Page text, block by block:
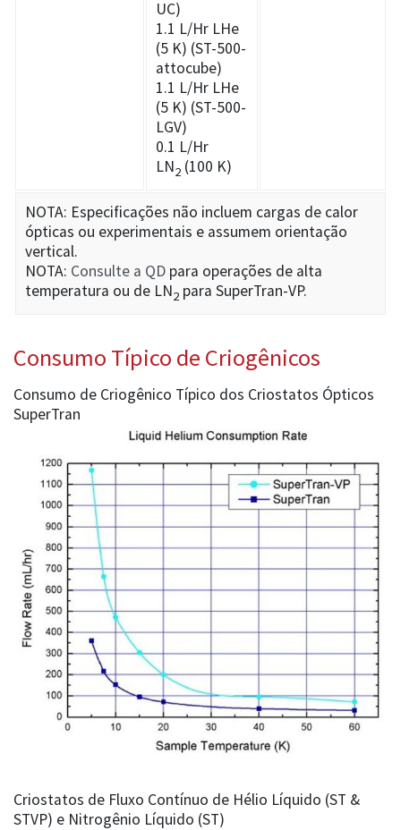
UC)
1.1 L/Hr LHe
(5 K) (ST-500-
attocube)
1.1 L/Hr LHe
(5 K) (ST-500-
LGV)
0.1 L/Hr
LN2 (100 K)
NOTA: Especificações não incluem cargas de calor
ópticas ou experimentais e assumem orientação
vertical.
NOTA: Consulte a QD para operações de alta
temperatura ou de LN2 para SuperTran-VP.
Consumo Típico de Criogênicos
Consumo de Criogênico Típico dos Criostatos Ópticos
SuperTran
Criostatos de Fluxo Contínuo de Hélio Líquido (ST &
STVP) e Nitrogênio Líquido (ST)